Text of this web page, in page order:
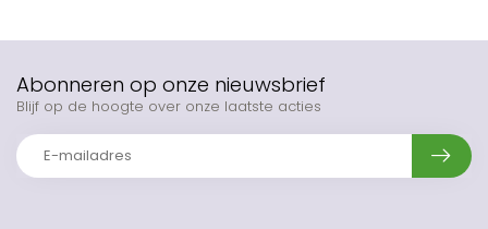
Abonneren op onze nieuwsbrief
Blijf op de hoogte over onze laatste acties